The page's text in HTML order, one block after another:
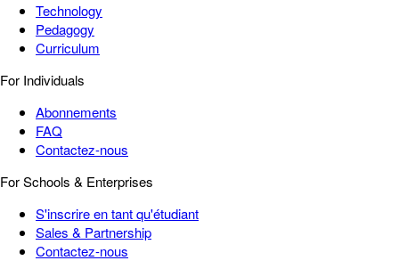
Technology
Pedagogy
Curriculum
For Individuals
Abonnements
FAQ
Contactez-nous
For Schools & Enterprises
S'inscrire en tant qu'étudiant
Sales & Partnership
Contactez-nous